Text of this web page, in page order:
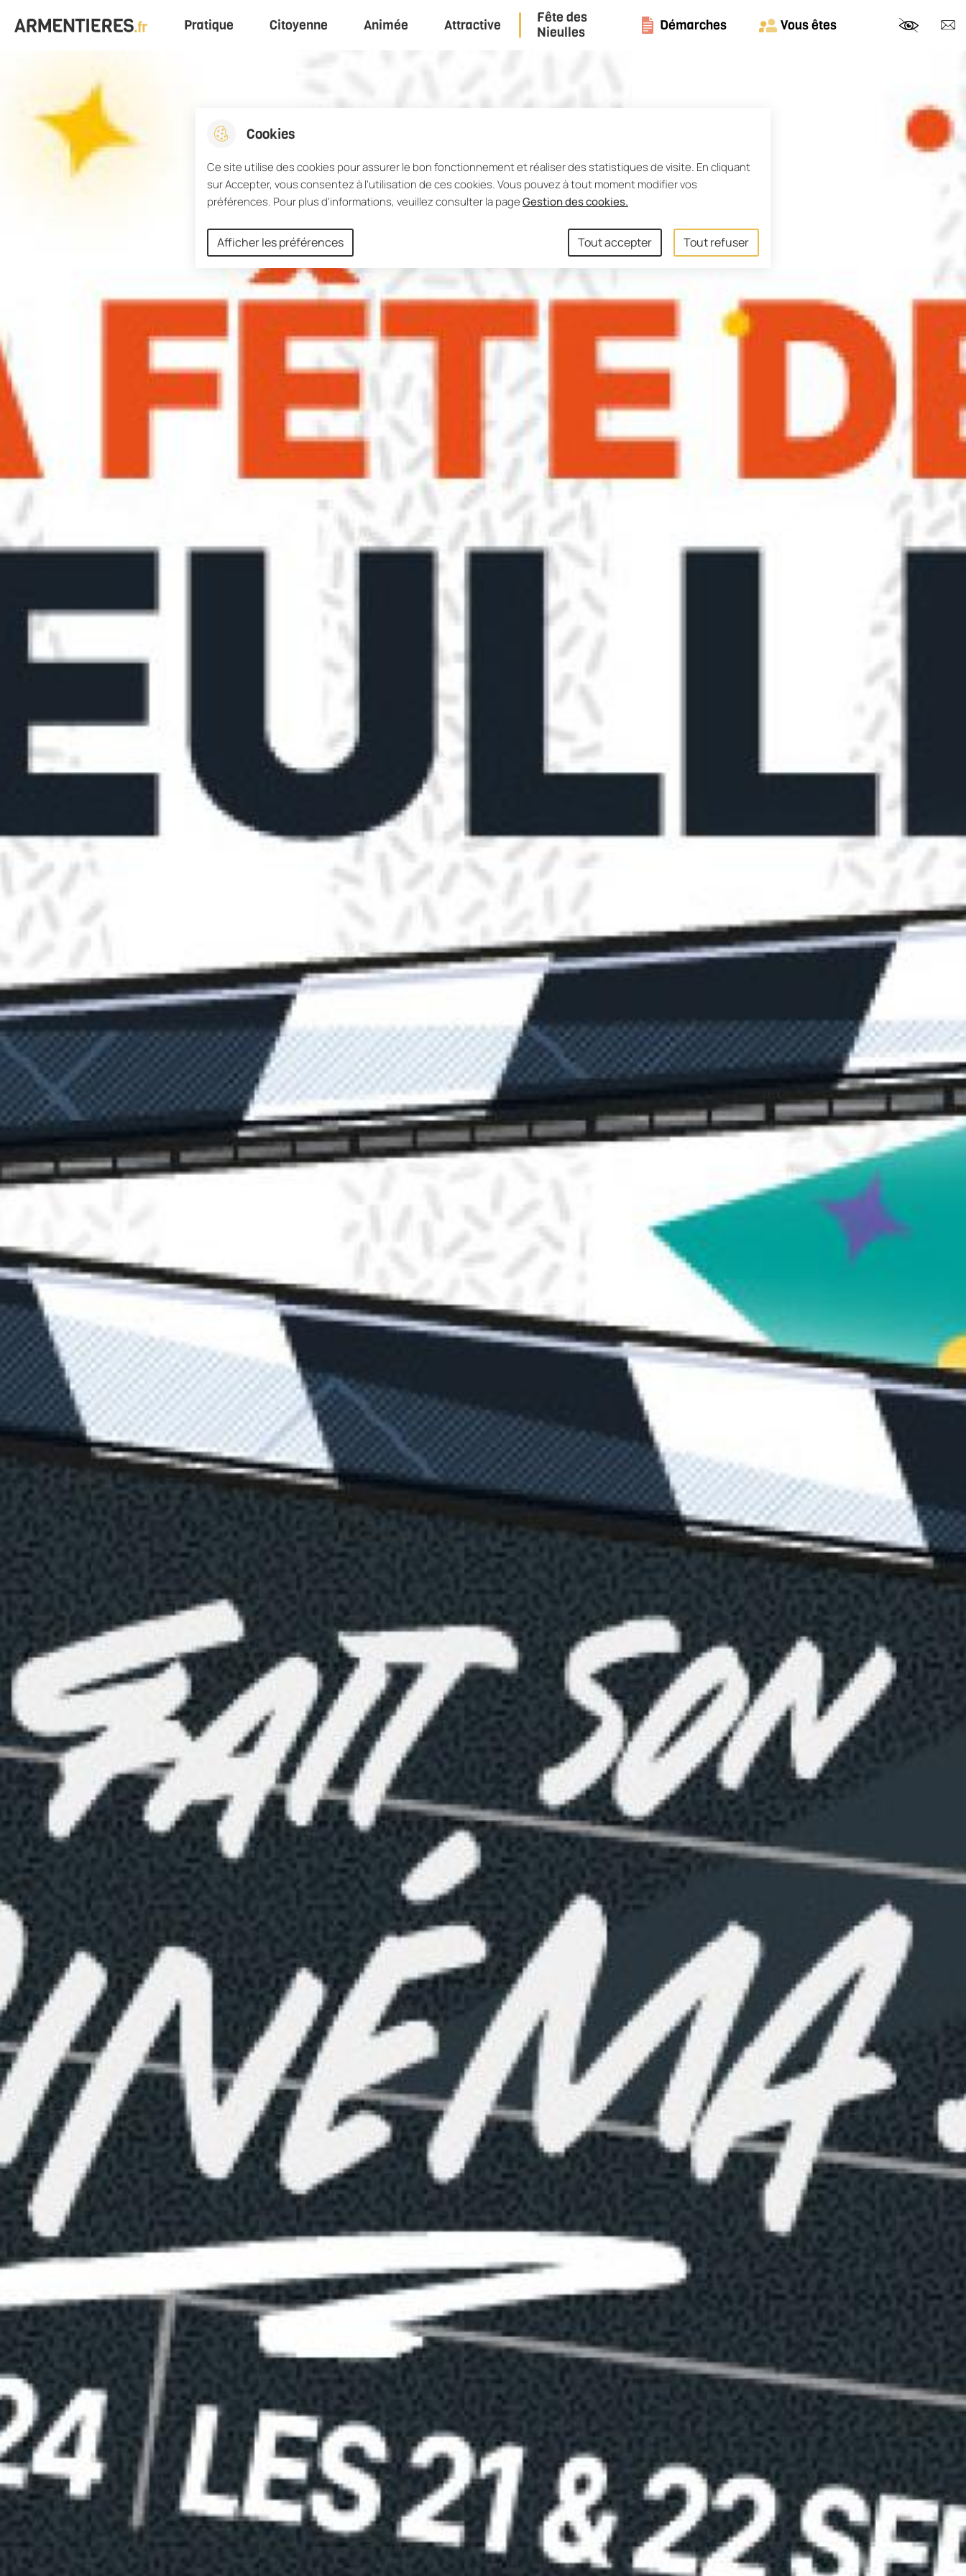
Cookies
Ce site utilise des cookies pour assurer le bon fonctionnement et réaliser des statistiques de visite. En cliquant
sur Accepter, vous consentez à l'utilisation de ces cookies. Vous pouvez à tout moment modifier vos
préférences. Pour plus d'informations, veuillez consulter la pageGestion des cookies.
Afficher les préférences Tout accepter Tout refuser
Aller au menu Aller à la recherche Aller au contenu principal Consulter le plan du site
Ville d'Armentières Pratique Citoyenne Animée Attractive
Fête des
Nieulles
Démarches Vous êtes Nous